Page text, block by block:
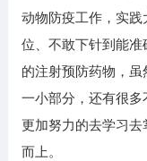
动物防疫工作，实
位、不敢下针到能
的注射预防药物，
一小部分，还有很
更加努力的去学习
而上。